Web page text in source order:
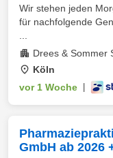
Wir stehen jeden
für nachfolgende
Drees & Sommer
Köln
vor 1 Woche
GmbH ab 2026